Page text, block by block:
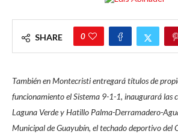
SHARE 0
También en Montecristi entregará títulos de
funcionamiento el Sistema 9-1-1, inaugurará las
Laguna Verde y Hatillo Palma-Derramadero-
Municipal de Guayubín, el techado deportivo del